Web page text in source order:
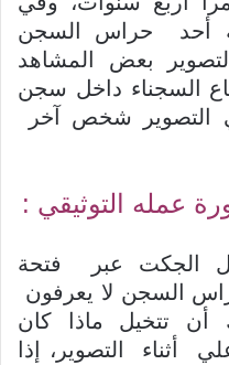
أحد حراس السجن
بعض المشاهد
السجناء داخل سجن
التصوير شخص آخر
عمله التوثيقي :
الجكت عبر فتحة
السجن لا يعرفون
أن تتخيل ماذا كان
التصوير، إذا